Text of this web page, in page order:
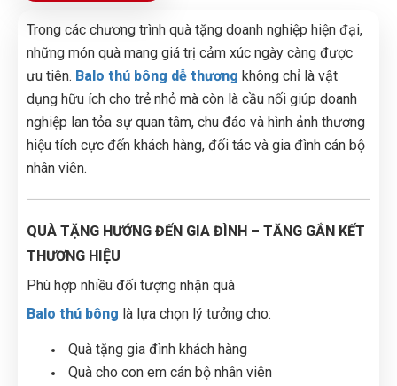
Trong các chương trình quà tặng doanh nghiệp hiện đại,
những món quà mang giá trị cảm xúc ngày càng được
ưu tiên. Balo thú bông dễ thương không chỉ là vật
dụng hữu ích cho trẻ nhỏ mà còn là cầu nối giúp doanh
nghiệp lan tỏa sự quan tâm, chu đáo và hình ảnh thương
hiệu tích cực đến khách hàng, đối tác và gia đình cán bộ
nhân viên.
QUÀ TẶNG HƯỚNG ĐẾN GIA ĐÌNH – TĂNG GẮN KẾT
THƯƠNG HIỆU
Phù hợp nhiều đối tượng nhận quà
Balo thú bông là lựa chọn lý tưởng cho:
Quà tặng gia đình khách hàng
Quà cho con em cán bộ nhân viên